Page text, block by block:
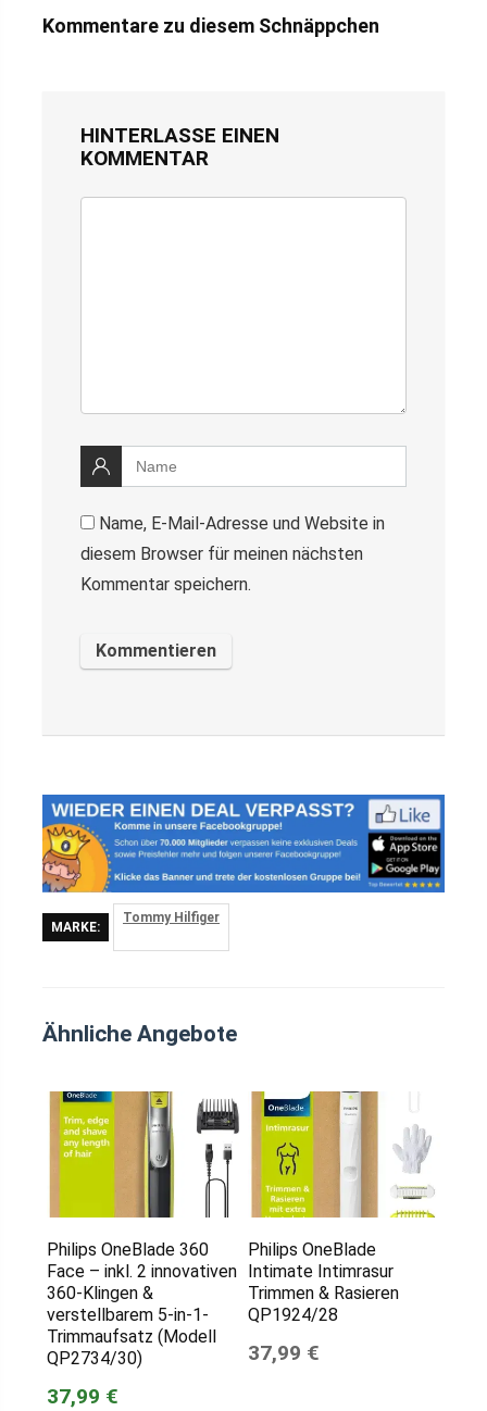
Kommentare zu diesem Schnäppchen
HINTERLASSE EINEN
KOMMENTAR
Name, E-Mail-Adresse und Website in
diesem Browser für meinen nächsten
Kommentar speichern.
MARKE:
Tommy Hilfiger
Ähnliche Angebote
Philips OneBlade 360
Face – inkl. 2 innovativen
360-Klingen &
verstellbarem 5-in-1-
Trimmaufsatz (Modell
QP2734/30)
37,99 €
Philips OneBlade
Intimate Intimrasur
Trimmen & Rasieren
QP1924/28
37,99 €